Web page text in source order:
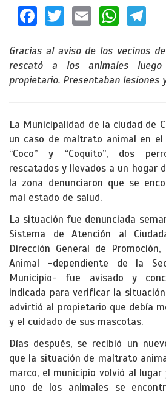
Facebook
TwitterEmail
Gracias al aviso de los vecinos
rescató a los animales
propietario. Presentaban lesiones
La Municipalidad de la ciudad de
un caso de maltrato animal en el
“Coco” y “Coquito”, dos
rescatados y llevados a un hogar
la zona denunciaron que se
mal estado de salud.
La situación fue denunciada
Sistema de Atención al
Dirección General de
Animal -dependiente de la
Municipio- fue avisado y
indicada para verificar la
advirtió al propietario que debía
y el cuidado de sus mascotas.
Días después, se recibió un
que la situación de maltrato
marco, el municipio volvió al
uno de los animales se